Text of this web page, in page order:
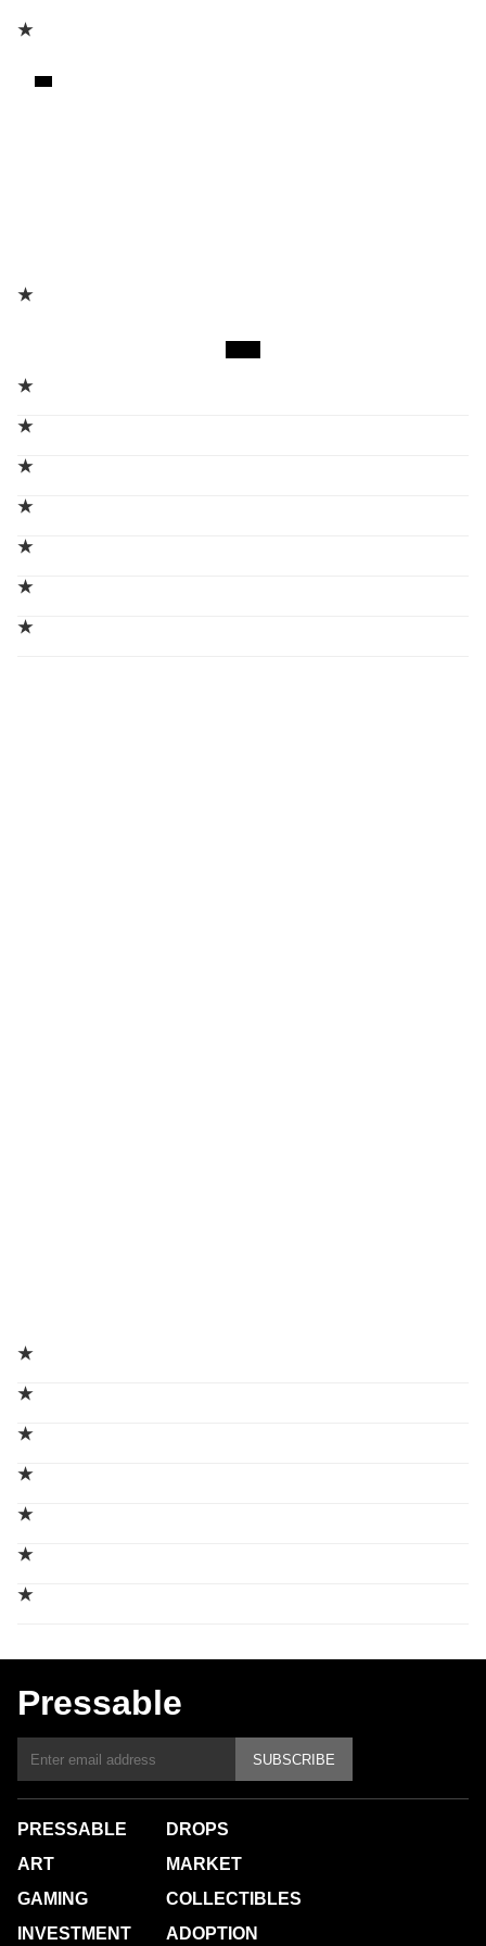
★
★
★
★
★
★
★
★
★
★
★
★
★
★
★
★
Pressable
SUBSCRIBE
PRESSABLE
ART
GAMING
INVESTMENT
DROPS
MARKET
COLLECTIBLES
ADOPTION